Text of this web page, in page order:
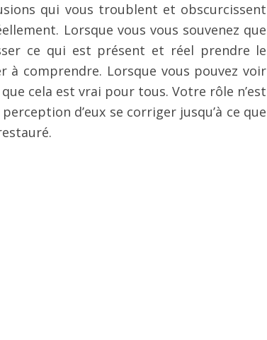
qui vous troublent et obscurcissent
Lorsque vous vous souvenez que
ce qui est présent et réel prendre le
à comprendre. Lorsque vous pouvez voir
cela est vrai pour tous. Votre rôle n’est
d’eux se corriger jusqu’à ce que